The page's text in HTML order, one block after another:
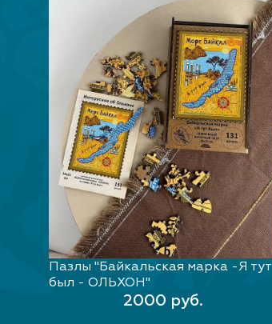
В КОРЗИНУ
Пазлы "Байкальская марка -Я тут
был - ОЛЬХОН"
2000 руб.